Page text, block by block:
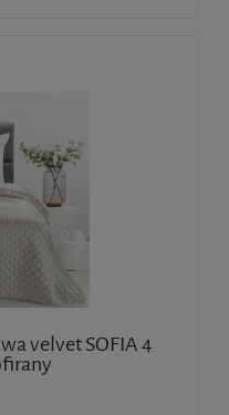
velvet SOFIA 4